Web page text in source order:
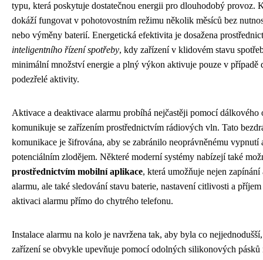
typu, která poskytuje dostatečnou energii pro dlouhodobý provoz.
dokáží fungovat v pohotovostním režimu několik měsíců bez
nebo výměny baterií. Energetická efektivita je dosažena
inteligentního řízení spotřeby, kdy zařízení v klidovém stavu
minimální množství energie a plný výkon aktivuje pouze v případě
podezřelé aktivity.
Aktivace a deaktivace alarmu probíhá nejčastěji pomocí dálkového
komunikuje se zařízením prostřednictvím rádiových vln. Tato
komunikace je šifrována, aby se zabránilo neoprávněnému vypnutí
potenciálním zlodějem. Některé moderní systémy nabízejí také
prostřednictvím mobilní aplikace, která umožňuje nejen
alarmu, ale také sledování stavu baterie, nastavení citlivosti a
aktivaci alarmu přímo do chytrého telefonu.
Instalace alarmu na kolo je navržena tak, aby byla co
zařízení se obvykle upevňuje pomocí odolných silikonových pásků